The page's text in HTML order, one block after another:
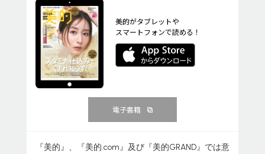
美的がタブレットや
スマートフォンで読める！
電子書籍
『美的』、『美的.com』及び『美的GRAND』では意